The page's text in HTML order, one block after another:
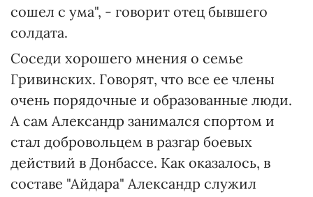
сошел с ума", - говорит отец бывшего
солдата.
Соседи хорошего мнения о семье
Гривинских. Говорят, что все ее члены
очень порядочные и образованные люди.
А сам Александр занимался спортом и
стал добровольцем в разгар боевых
действий в Донбассе. Как оказалось, в
составе "Айдара" Александр служил